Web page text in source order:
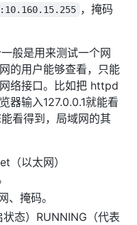
，掩码
般是用来测试一个网
的用户能够查看，只能
络接口。比如把 httpd
器输入127.0.0.1就能看
看得到，局域网的其
（以太网）
、掩码。
态）RUNNING（代表